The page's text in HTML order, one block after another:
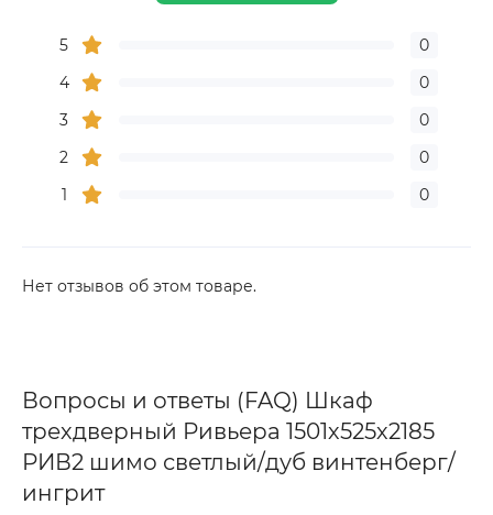
5
0
4
0
3
0
2
0
1
0
Нет отзывов об этом товаре.
Вопросы и ответы (FAQ) Шкаф
трехдверный Ривьера 1501х525х2185
РИВ2 шимо светлый/дуб винтенберг/
ингрит